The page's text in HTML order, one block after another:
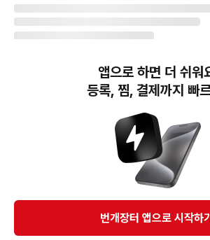
번개장터(주) 사업자정보, 이용약관 및 기타 법적고지
번개장터㈜는 통신판매중개자이며, 통신판매의 당사자가 아닙니다. 전
소비자보호에 관한 법률 등 관련 법령 및 번개장터㈜의 약관에 따라 상
개별 판매자에게 귀속하고, 번개장터㈜는 원칙적으로 회원간 거래에
다만, 번개장터㈜가 직접 판매하는 상품에 대한 책임은 번개장터㈜에
앱으로 하면 더 쉬워
등록, 찜, 결제까지 빠
번개장터 앱으로 시작하기